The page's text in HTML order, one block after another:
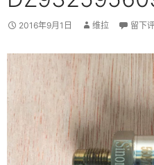
2016年9月1日 维拉 留下